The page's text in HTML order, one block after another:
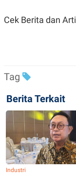
ER
K
M
E
D
A
I
D
Cek Berita dan
Tag
Berita Terkait
Industri